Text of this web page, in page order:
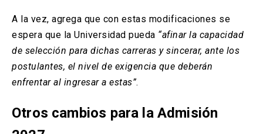
A la vez, agrega que con estas modificaciones se
espera que la Universidad pueda “afinar la capacidad
de selección para dichas carreras y sincerar, ante los
postulantes, el nivel de exigencia que deberán
enfrentar al ingresar a estas”.
Otros cambios para la Admisión